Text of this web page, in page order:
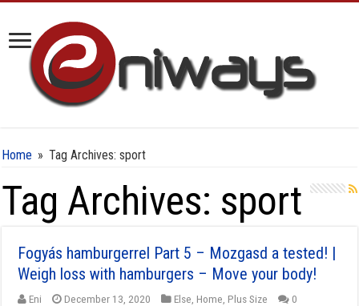
Home » Tag Archives: sport
Tag Archives: sport
Fogyás hamburgerrel Part 5 – Mozgasd a tested! |
Weigh loss with hamburgers – Move your body!
Eni December 13, 2020 Else Home Plus Size 0